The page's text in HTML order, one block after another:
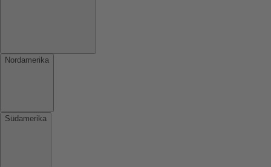
Nordamerika
Südamerika